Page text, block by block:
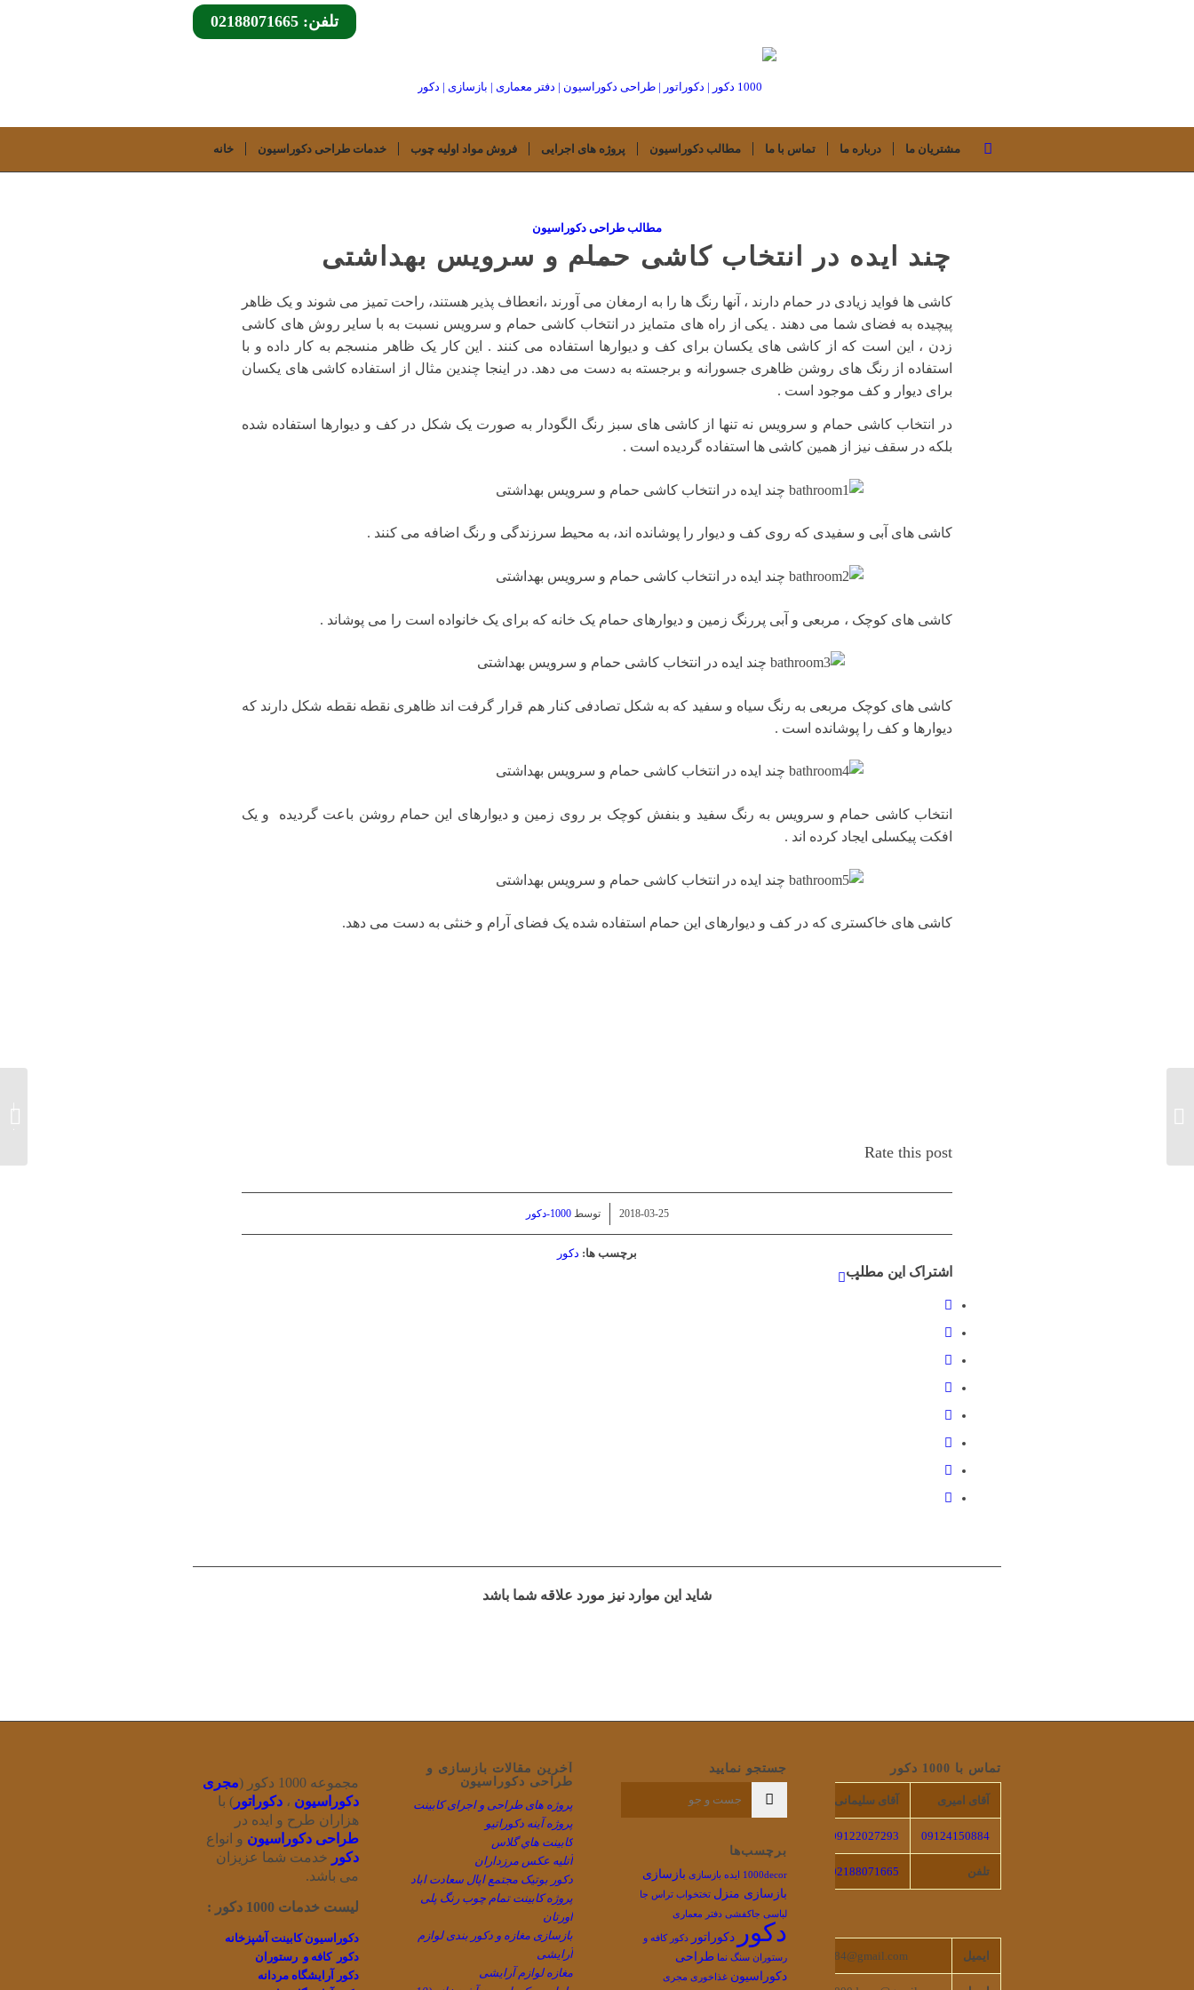
تلفن: 02188071665
خانه خدمات طراحی دکوراسیون فروش مواد اولیه چوب پروژه های اجرایی مطالب دکوراسیون تماس با ما درباره ما مشتریان ما
مطالب طراحی دکوراسیون
چند ایده در انتخاب کاشی حمام و سرویس بهداشتی
کاشی ها فواید زیادی در حمام دارند ، آنها رنگ ها را به ارمغان می آورند ،انعطاف پذیر هستند، راحت تمیز می شوند و یک ظاهر
پیچیده به فضای شما می دهند . یکی از راه های متمایز در انتخاب کاشی حمام و سرویس نسبت به با سایر روش های کاشی
زدن ، این است که از کاشی های یکسان برای کف و دیوارها استفاده می کنند . این کار یک ظاهر منسجم به کار داده و با
استفاده از رنگ های روشن ظاهری جسورانه و برجسته به دست می دهد. در اینجا چندین مثال از استفاده کاشی های یکسان
برای دیوار و کف موجود است .
در انتخاب کاشی حمام و سرویس نه تنها از کاشی های سبز رنگ الگودار به صورت یک شکل در کف و دیوارها استفاده شده
بلکه در سقف نیز از همین کاشی ها استفاده گردیده است .
کاشی های آبی و سفیدی که روی کف و دیوار را پوشانده اند، به محیط سرزندگی و رنگ اضافه می کنند .
کاشی های کوچک ، مربعی و آبی پررنگ زمین و دیوارهای حمام یک خانه که برای یک خانواده است را می پوشاند .
کاشی های کوچک مربعی به رنگ سیاه و سفید که به شکل تصادفی کنار هم قرار گرفت اند ظاهری نقطه نقطه شکل دارند که
دیوارها و کف را پوشانده است .
انتخاب کاشی حمام و سرویس به رنگ سفید و بنفش کوچک بر روی زمین و دیوارهای این حمام روشن باعت گردیده و یک
افکت پیکسلی ایجاد کرده اند .
کاشی های خاکستری که در کف و دیوارهای این حمام استفاده شده یک فضای آرام و خنثی به دست می دهد.
Rate this post
2018-03-25
/ توسط1000-دکور
برچسب ها: دکور
اشتراک این مطلب
شاید این موارد نیز مورد علاقه شما باشد
مجموعه 1000 دکور (
مجری
دکوراسیون ،دکوراتور) با
هزاران طرح و ایده در
طراحی دکوراسیون و انواع
دکور خدمت شما عزیزان
می باشد.
لیست خدمات 1000 دکور :
دکوراسیون کابینت آشپزخانه
دکور کافه و رستوران
دکور آرایشگاه مردانه
آخرین مقالات بازسازی و
طراحی دکوراسیون
پروژه های طراحی و اجرای کابینت
پروژه آینه دکوراتیو
كابينت هاي گلاس
آتلیه عکس مرزداران
دکور بوتیک مجتمع اپال سعادت اباد
پروژه کابینت تمام چوب رنگ پلی
اورتان
بازسازی مغازه و دکور بندی لوازم
آرایشی
مغازه لوازم آرایشی
جستجو نمایید
برچسب‌ها
1000decor ایده بازسازی بازسازی
بازسازی منزل تختخواب تراس جا
لباسی جاکفشی دفتر معماری
دکور دکوراتور
دکور کافه و
رستوران سنگ نما طراحی
دکوراسیون غذاخوری مجری
تماس با 1000 دکور
آقای امیری آقای سلیمانی
09124150884
09122027293
تلفن 02188071665
ایمیل 4150884@gmail.com